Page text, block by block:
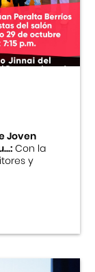
Joven
Con la
y